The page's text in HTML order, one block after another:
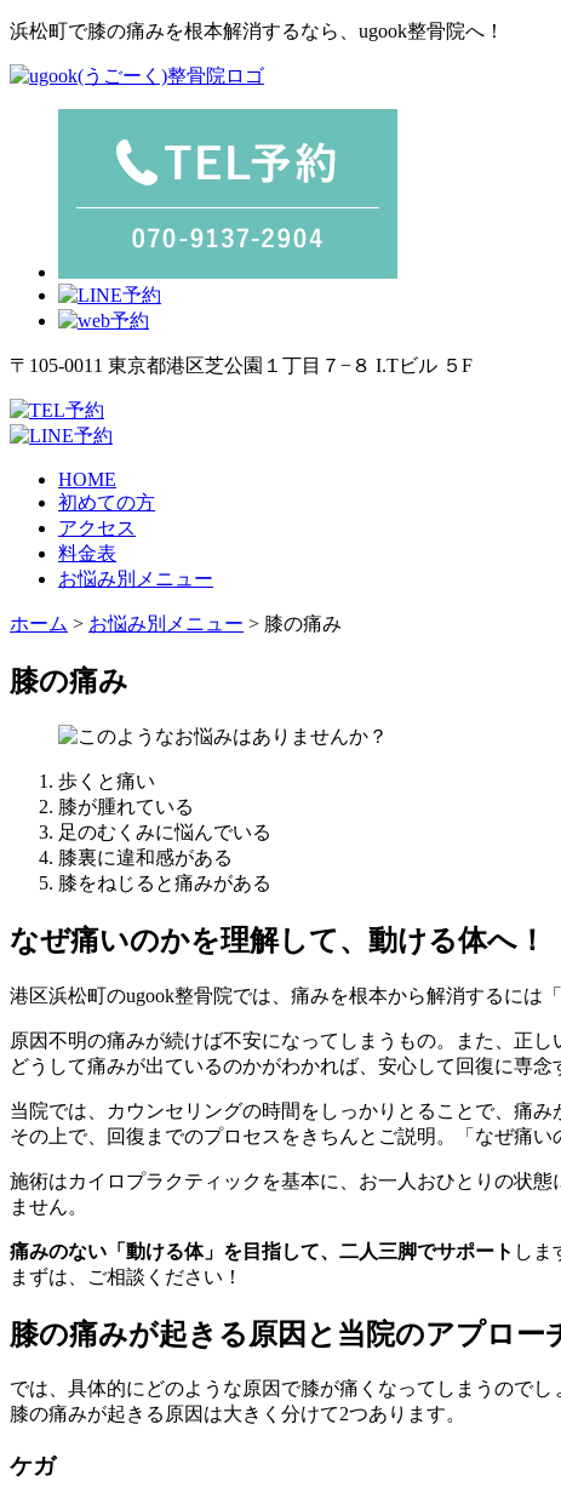
浜松町で膝の痛みを根本解消するなら、ugook整骨院へ！
〒105-0011 東京都港区芝公園１丁目７−８ I.Tビル ５F
HOME
初めての方
アクセス
料金表
お悩み別メニュー
ホーム > お悩み別メニュー > 膝の痛み
膝の痛み
歩くと痛い
膝が腫れている
足のむくみに悩んでいる
膝裏に違和感がある
膝をねじると痛みがある
なぜ痛いのかを理解して、動ける体へ！
港区浜松町のugook整骨院では、痛みを根本から解消するには「
原因不明の痛みが続けば不安になってしまうもの。また、正し
どうして痛みが出ているのかがわかれば、安心して回復に専念
当院では、カウンセリングの時間をしっかりとることで、痛み
その上で、回復までのプロセスをきちんとご説明。「なぜ痛
施術はカイロプラクティックを基本に、お一人おひとりの状
ません。
痛みのない「動ける体」を目指して、二人三脚でサポート しま
まずは、ご相談ください！
膝の痛みが起きる原因と当院のアプロー
では、具体的にどのような原因で膝が痛くなってしまうのでし
膝の痛みが起きる原因は大きく分けて2つあります。
ケガ